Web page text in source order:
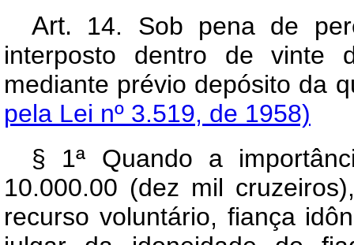
Art. 14. Sob pena de
interposto dentro de vinte
mediante prévio depósito
pela Lei nº 3.519, de 1958)
§ 1ª Quando a
10.000.00 (dez mil
recurso voluntário, fiança